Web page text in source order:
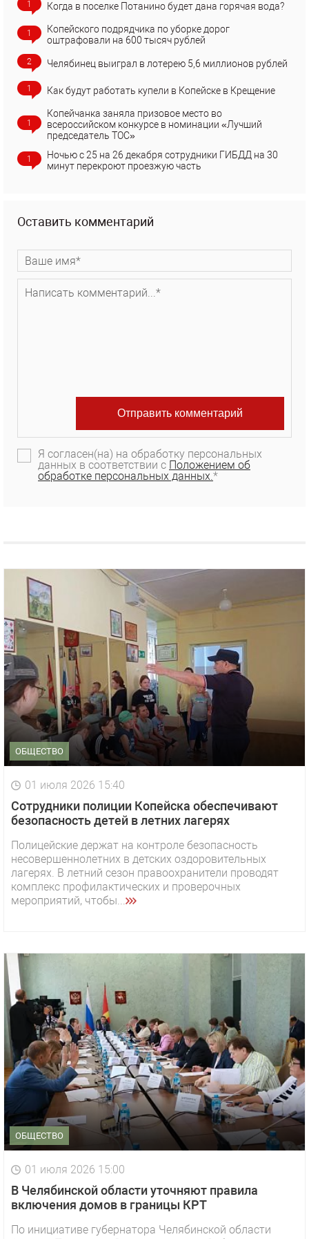
1 Когда в поселке Потанино будет дана горячая вода?
1
Копейского подрядчика по уборке дорог
оштрафовали на 600 тысяч рублей
2 Челябинец выиграл в лотерею 5,6 миллионов рублей
1 Как будут работать купели в Копейске в Крещение
1
Копейчанка заняла призовое место во
всероссийском конкурсе в номинации «Лучший
председатель ТОС»
1
Ночью с 25 на 26 декабря сотрудники ГИБДД на 30
минут перекроют проезжую часть
Оставить комментарий
Я согласен(на) на обработку персональных
данных в соответствии с Положением об
обработке персональных данных.*
ОБЩЕСТВО
01 июля 2026 15:40
Сотрудники полиции Копейска обеспечивают
безопасность детей в летних лагерях
Полицейские держат на контроле безопасность
несовершеннолетних в детских оздоровительных
лагерях. В летний сезон правоохранители проводят
комплекс профилактических и проверочных
мероприятий, чтобы...
ОБЩЕСТВО
01 июля 2026 15:00
В Челябинской области уточняют правила
включения домов в границы КРТ
По инициативе губернатора Челябинской области